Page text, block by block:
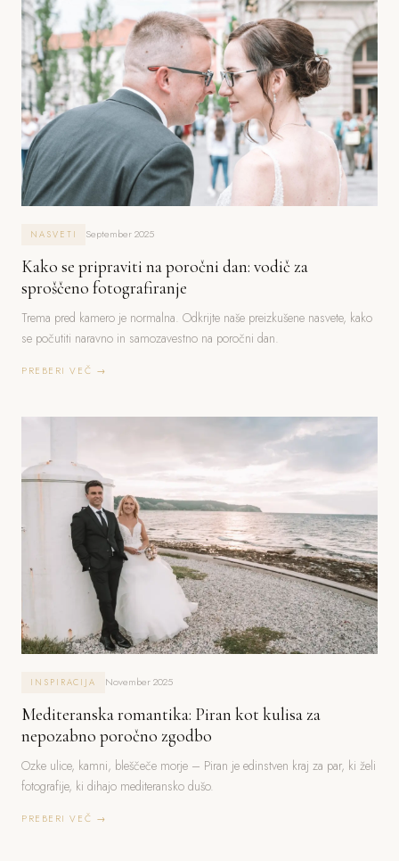
NASVETI September 2025
Kako se pripraviti na poročni dan: vodič za
sproščeno fotografiranje
Trema pred kamero je normalna. Odkrijte naše preizkušene nasvete, kako
se počutiti naravno in samozavestno na poročni dan.
PREBERI VEČ →
INSPIRACIJA November 2025
Mediteranska romantika: Piran kot kulisa za
nepozabno poročno zgodbo
Ozke ulice, kamni, bleščeče morje – Piran je edinstven kraj za par, ki želi
fotografije, ki dihajo mediteransko dušo.
PREBERI VEČ →